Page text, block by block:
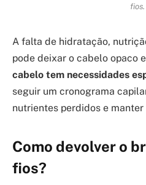
fios.
A falta de hidratação,
pode deixar o cabelo opaco
cabelo tem necessidades
seguir um cronograma
nutrientes perdidos e manter
Como devolver o
fios?